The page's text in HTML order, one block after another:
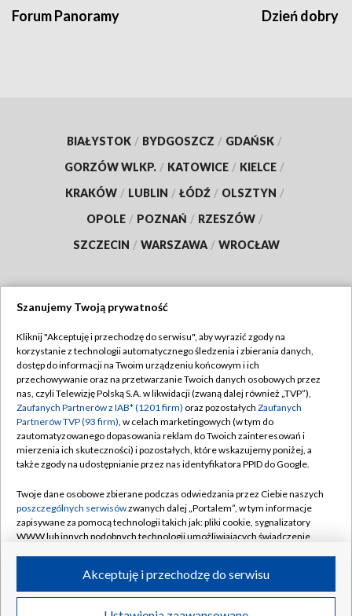
Forum Panoramy Dzień dobry
BIAŁYSTOK / BYDGOSZCZ / GDAŃSK /
GORZÓW WLKP. / KATOWICE / KIELCE /
KRAKÓW / LUBLIN / ŁÓDŹ / OLSZTYN /
OPOLE / POZNAŃ / RZESZÓW /
SZCZECIN / WARSZAWA / WROCŁAW
TVP
Abonament TVP
Emisja w TVP
Centrum informacji TVP
Naziemna Telewizja Cyfrowa
Rada Programowa
System NOS
Informacje o nadawcy
Program dla prasy
Regulamin TVP
Polityka prywatności
Moje zgody
Pomoc
Kontakt
Kanały
©2026 Telewizja Polska S.A. w likwidacji
Szanujemy Twoją prywatność
Kliknij "Akceptuję i przechodzę do serwisu", aby wyrazić zgody na
korzystanie z technologii automatycznego śledzenia i zbierania danych,
dostęp do informacji na Twoim urządzeniu końcowym i ich
przechowywanie oraz na przetwarzanie Twoich danych osobowych przez
nas, czyli Telewizję Polską S.A. w likwidacji (zwaną dalej również „TVP”),
Zaufanych Partnerów z IAB* (1201 firm) oraz pozostałych Zaufanych
Partnerów TVP (93 firm), w celach marketingowych (w tym do
zautomatyzowanego dopasowania reklam do Twoich zainteresowań i
mierzenia ich skuteczności) i pozostałych, które wskazujemy poniżej, a
także zgody na udostępnianie przez nas identyfikatora PPID do Google.
Twoje dane osobowe zbierane podczas odwiedzania przez Ciebie naszych
poszczególnych serwisówzwanych dalej „Portalem”, w tym informacje
zapisywane za pomocą technologii takich jak: pliki cookie, sygnalizatory
WWW lub innych podobnych technologii umożliwiających świadczenie
ruchu w Internecie.
Twoje dane osobowe zbierane podczas odwiedzania przez Ciebie
Akceptuję i przechodzę do serwisu